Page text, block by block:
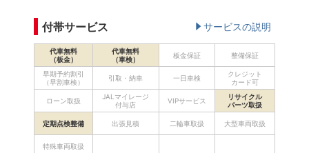
付帯サービス サービスの説明
代車無料
（板金）
代車無料
（車検）
板金保証 整備保証
早期予約割引
（早割車検）
引取・納車 一日車検
クレジット
カード可
ローン取扱
JALマイレージ
付与店
VIPサービス
リサイクル
パーツ取扱
定期点検整備 出張見積 二輪車取扱 大型車両取扱
特殊車両取扱